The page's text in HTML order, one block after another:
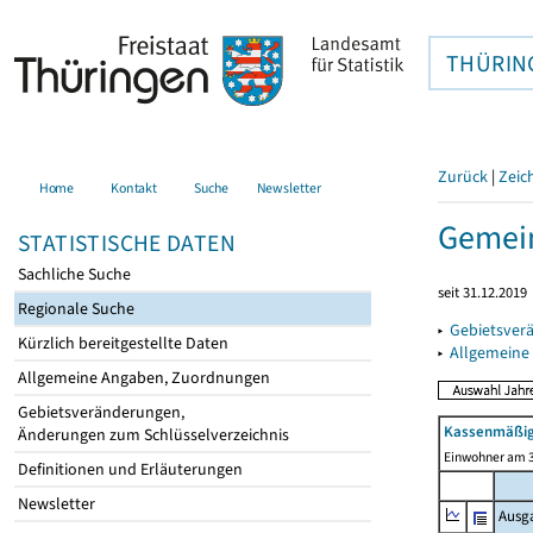
Home Kontakt Suche Newsletter
STATISTISCHE DATEN
Sachliche Suche
Regionale Suche
Kürzlich bereitgestellte Daten
Allgemeine Angaben, Zuordnungen
Gebietsveränderungen,
Änderungen zum Schlüsselverzeichnis
Definitionen und Erläuterungen
Newsletter
Zurück |
seit 31.12.2019
▸
▸
Einwohner am